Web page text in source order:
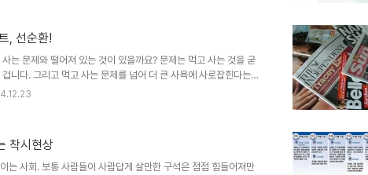
가에게 촛점이 맞춰지면, 그 진의와 관계없이 맹비난의 십자포
앙 하든 소설의 기승전결로 이어지듯 관심이 모아졌다가 어느 순
, 선순환!
는 문제와 떨어져 있는 것이 있을까요? 문제는 먹고 사는 것을 굳
니다. 그리고 먹고 사는 문제를 넘어 더 큰 사욕에 사로잡힌다는
봅니다. 선순환이 언론사 존속의 배경이 되는 수익 포인트가 된다
이미 폐지와 찌라시가 동의어
져야 할 마땅한 수익 포인트를 엄하게 엉뚱한 곳에서 찾고..
착시현상
는 사회. 보통 사람들이 사람답게 살만한 구석은 점점 힘들어져만